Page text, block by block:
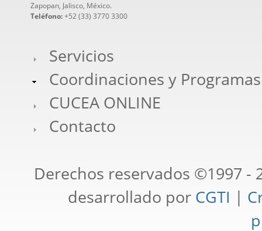
Zapopan, Jalisco, México.
Teléfono:+52 (33) 3770 3300
Servicios
Coordinaciones y Programas
CUCEA ONLINE
Contacto
Derechos reservados ©1997 -
desarrollado por CGTI |